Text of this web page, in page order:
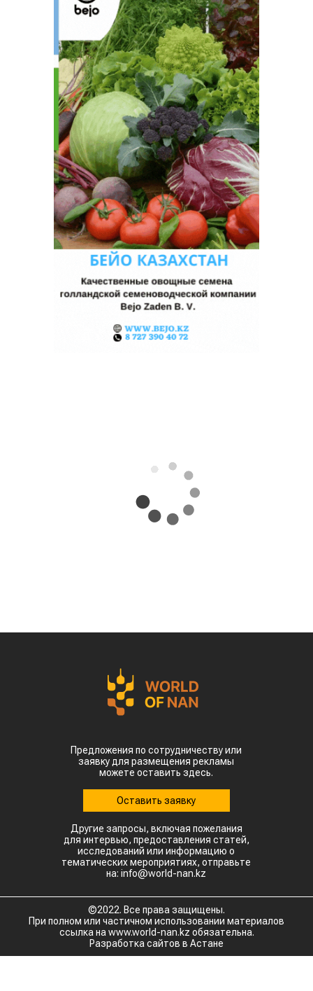
Предложения по сотрудничеству или
заявку для размещения рекламы
можете оставить здесь.
Оставить заявку
Другие запросы, включая пожелания
для интервью, предоставления статей,
исследований или информацию о
тематических мероприятиях, отправьте
на: info@world-nan.kz
©2022. Все права защищены.
При полном или частичном использовании материалов
ссылка на www.world-nan.kz обязательна.
Разработка сайтов в Астане